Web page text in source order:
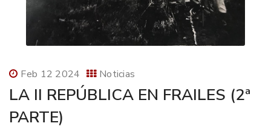
Feb 12 2024 Noticias
LA II REPÚBLICA EN FRAILES (2ª
PARTE)